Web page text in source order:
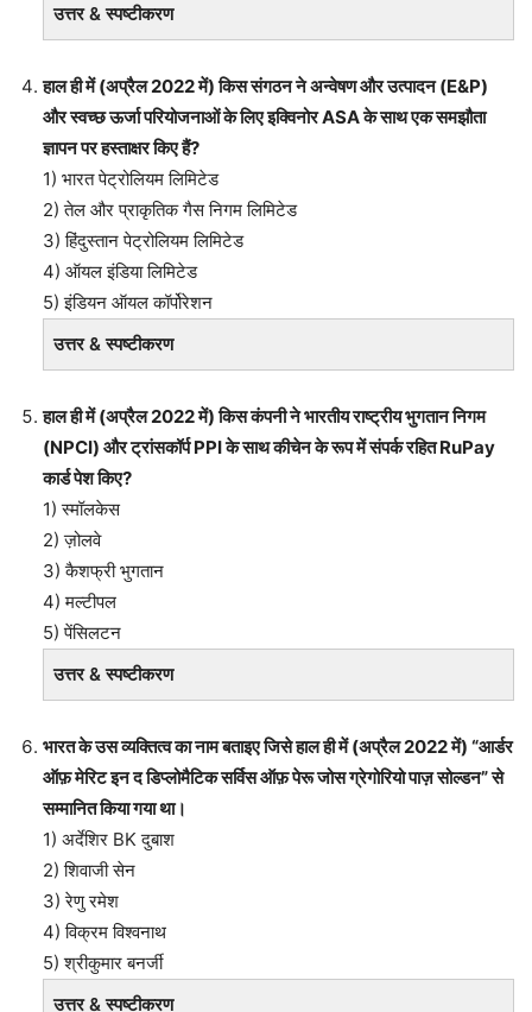
उत्तर & स्पष्टीकरण
हाल ही में (अप्रैल 2022 में) किस संगठन ने अन्वेषण और उत्पादन (E&P)
और स्वच्छ ऊर्जा परियोजनाओं के लिए इक्विनोर ASA के साथ एक समझौता
ज्ञापन पर हस्ताक्षर किए हैं?
1) भारत पेट्रोलियम लिमिटेड
2) तेल और प्राकृतिक गैस निगम लिमिटेड
3) हिंदुस्तान पेट्रोलियम लिमिटेड
4) ऑयल इंडिया लिमिटेड
5) इंडियन ऑयल कॉर्पोरेशन
उत्तर & स्पष्टीकरण
हाल ही में (अप्रैल 2022 में) किस कंपनी ने भारतीय राष्ट्रीय भुगतान निगम
(NPCI) और ट्रांसकॉर्प PPI के साथ कीचेन के रूप में संपर्क रहित RuPay
कार्ड पेश किए?
1) स्मॉलकेस
2) ज़ोलवे
3) कैशफ्री भुगतान
4) मल्टीपल
5) पेंसिलटन
उत्तर & स्पष्टीकरण
भारत के उस व्यक्तित्व का नाम बताइए जिसे हाल ही में (अप्रैल 2022 में) “आर्डर
ऑफ़ मेरिट इन द डिप्लोमैटिक सर्विस ऑफ़ पेरू जोस ग्रेगोरियो पाज़ सोल्डन” से
सम्मानित किया गया था।
1) अर्देशिर BK दुबाश
2) शिवाजी सेन
3) रेणु रमेश
4) विक्रम विश्वनाथ
5) श्रीकुमार बनर्जी
उत्तर & स्पष्टीकरण